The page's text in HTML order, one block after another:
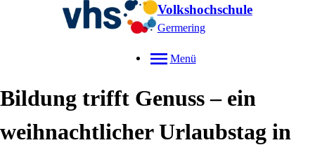
Volkshochschule
Germering
Menü
Bildung trifft Genuss – ein
weihnachtlicher Urlaubstag in